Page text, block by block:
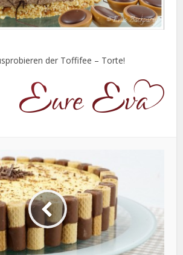
der Toffifee – Torte!